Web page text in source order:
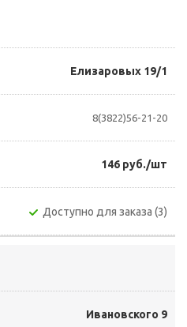
Елизаровых 19/1
8(3822)56-21-20
146 руб./шт
Доступно для заказа (3)
Ивановского 9